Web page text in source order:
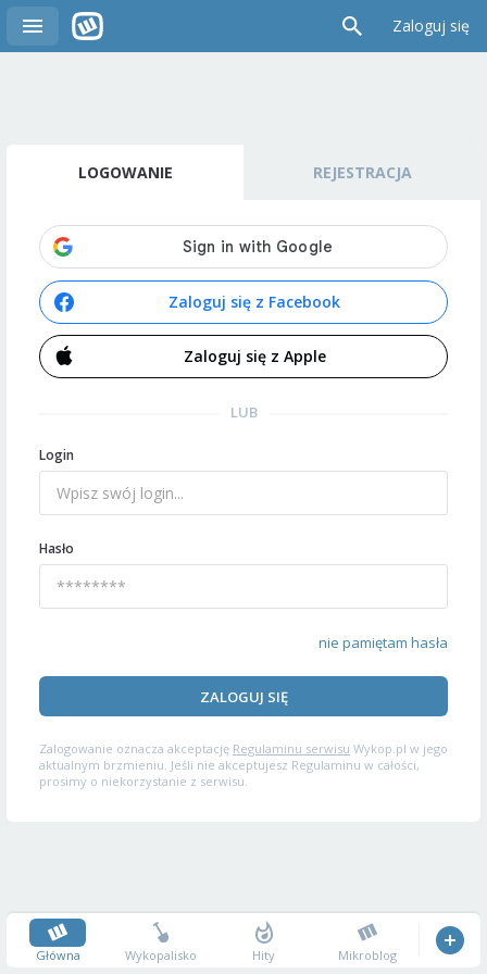
Zaloguj się
LOGOWANIE REJESTRACJA
Zaloguj się z Facebook
Zaloguj się z Apple
LUB
Login
Hasło
nie pamiętam hasła
ZALOGUJ SIĘ
Zalogowanie oznacza akceptację Regulaminu serwisu Wykop.pl w jego
aktualnym brzmieniu. Jeśli nie akceptujesz Regulaminu w całości,
prosimy o niekorzystanie z serwisu.
Główna Wykopalisko Hity Mikroblog